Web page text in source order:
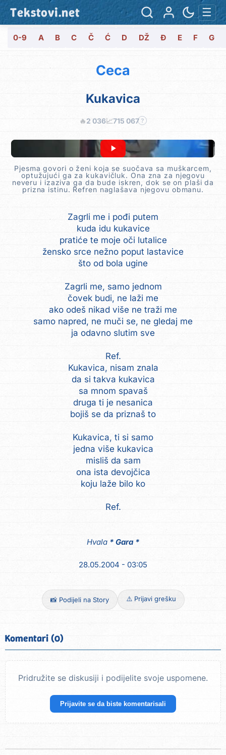
Tekstovi.net ☰
0-9 A B C Č Ć D DŽ Đ E F G
Ceca
Kukavica
🔥2 036📈715 067 ?
Pjesma govori o ženi koja se suočava sa muškarcem,
optužujući ga za kukavičluk. Ona zna za njegovu
neveru i izaziva ga da bude iskren, dok se on plaši da
prizna istinu. Refren naglašava njegovu obmanu.
Zagrli me i pođi putem
kuda idu kukavice
pratiće te moje oči lutalice
žensko srce nežno poput lastavice
što od bola ugine
Zagrli me, samo jednom
čovek budi, ne laži me
ako odeš nikad više ne traži me
samo napred, ne muči se, ne gledaj me
ja odavno slutim sve
Ref.
Kukavica, nisam znala
da si takva kukavica
sa mnom spavaš
druga ti je nesanica
bojiš se da priznaš to
Kukavica, ti si samo
jedna više kukavica
misliš da sam
ona ista devojčica
koju laže bilo ko
Ref.
Hvala * Gara *
28.05.2004 - 03:05
📸 Podijeli na Story ⚠️ Prijavi grešku
Komentari (0)
Pridružite se diskusiji i podijelite svoje uspomene.
Prijavite se da biste komentarisali